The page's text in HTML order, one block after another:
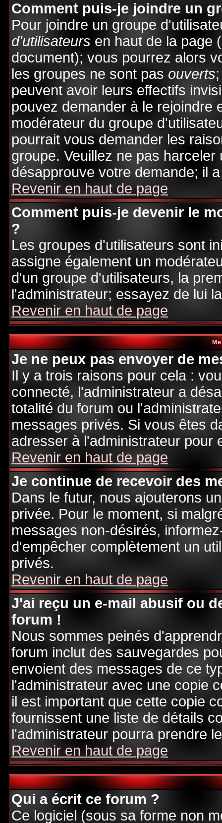
Comment puis-je joindre un
Pour joindre un groupe
d'utilisateursen haut de la page
document); vous pourrez alors
les groupes ne sont pasouverts
peuvent avoir leurs effectifs
pouvez demander à le rejoindre
modérateur du groupe
pourrait vous demander les
groupe. Veuillez ne pas
désapprouve votre demande; il
Revenir en haut de page
Comment puis-je devenir le
?
Les groupes d'utilisateurs sont
assigne également un
d'un groupe d'utilisateurs, la
l'administrateur; essayez de lui
Revenir en haut de page
Je ne peux pas envoyer de
Il y a trois raisons pour cela :
connecté, l'administrateur a
totalité du forum ou
messages privés. Si vous êtes
adresser à l'administrateur pour
Revenir en haut de page
Je continue de recevoir des
Dans le futur, nous ajouterons
privée. Pour le moment, si
messages non-désirés,
d'empêcher complètement un
privés.
Revenir en haut de page
J'ai reçu un e-mail abusif ou
forum !
Nous sommes peinés
forum inclut des sauvegardes
envoient des messages de ce
l'administrateur avec une copie
il est important que cette copie
fournissent une liste de détails
l'administrateur pourra prendre
Revenir en haut de page
Qui a écrit ce forum ?
Ce logiciel (sous sa forme non